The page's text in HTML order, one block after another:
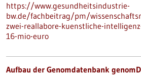
https://www.gesundheitsindustrie-
bw.de/fachbeitrag/pm/
zwei-reallabore-kuenstliche-
16-mio-euro
Aufbau der Genomdatenbank